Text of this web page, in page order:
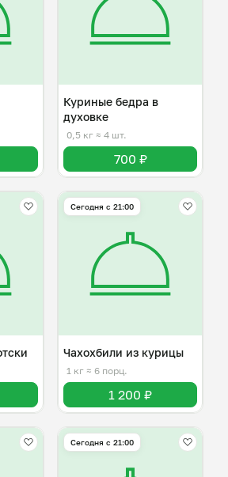
Куриные бедра в
духовке
0,5 кг ≈ 4 шт.
700 ₽
Сегодня с 21:00
Чахохбили из курицы
1 кг ≈ 6 порц.
1 200 ₽
Сегодня с 21:00